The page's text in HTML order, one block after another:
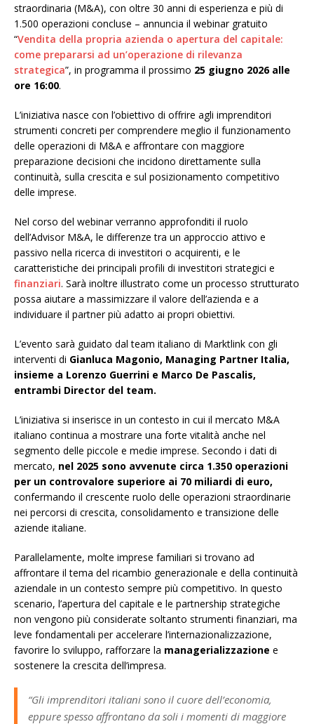
straordinaria (M&A), con oltre 30 anni di esperienza e più di
1.500 operazioni concluse – annuncia il webinar gratuito
“Vendita della propria azienda o apertura del capitale:
come prepararsi ad un’operazione di rilevanza
strategica”, in programma il prossimo 25 giugno 2026 alle
ore 16:00.
L’iniziativa nasce con l’obiettivo di offrire agli imprenditori
strumenti concreti per comprendere meglio il funzionamento
delle operazioni di M&A e affrontare con maggiore
preparazione decisioni che incidono direttamente sulla
continuità, sulla crescita e sul posizionamento competitivo
delle imprese.
Nel corso del webinar verranno approfonditi il ruolo
dell’Advisor M&A, le differenze tra un approccio attivo e
passivo nella ricerca di investitori o acquirenti, e le
caratteristiche dei principali profili di investitori strategici e
finanziari. Sarà inoltre illustrato come un processo strutturato
possa aiutare a massimizzare il valore dell’azienda e a
individuare il partner più adatto ai propri obiettivi.
L’evento sarà guidato dal team italiano di Marktlink con gli
interventi di Gianluca Magonio, Managing Partner Italia,
insieme a Lorenzo Guerrini e Marco De Pascalis,
entrambi Director del team.
L’iniziativa si inserisce in un contesto in cui il mercato M&A
italiano continua a mostrare una forte vitalità anche nel
segmento delle piccole e medie imprese. Secondo i dati di
mercato, nel 2025 sono avvenute circa 1.350 operazioni
per un controvalore superiore ai 70 miliardi di euro,
confermando il crescente ruolo delle operazioni straordinarie
nei percorsi di crescita, consolidamento e transizione delle
aziende italiane.
Parallelamente, molte imprese familiari si trovano ad
affrontare il tema del ricambio generazionale e della continuità
aziendale in un contesto sempre più competitivo. In questo
scenario, l’apertura del capitale e le partnership strategiche
non vengono più considerate soltanto strumenti finanziari, ma
leve fondamentali per accelerare l’internazionalizzazione,
favorire lo sviluppo, rafforzare la managerializzazione e
sostenere la crescita dell’impresa.
“Gli imprenditori italiani sono il cuore dell’economia,
eppure spesso affrontano da soli i momenti di maggiore